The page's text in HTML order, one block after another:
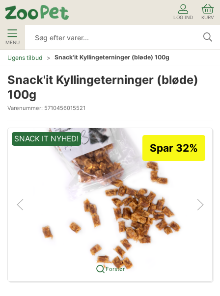
LOG IND KURV
MENU
Ugens tilbud Snack'it Kyllingeterninger (bløde) 100g
Snack'it Kyllingeterninger (bløde)
100g
Varenummer: 5710456015521
SNACK IT NYHED!
Forstør
Spar 32%